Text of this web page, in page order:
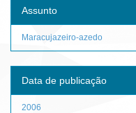
Assunto
Maracujazeiro-azedo
Data de publicação
2006